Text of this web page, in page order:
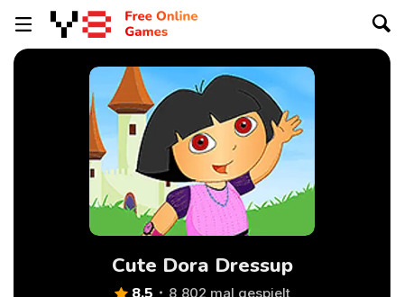
Cute Dora Dressup
8,802 mal gespielt